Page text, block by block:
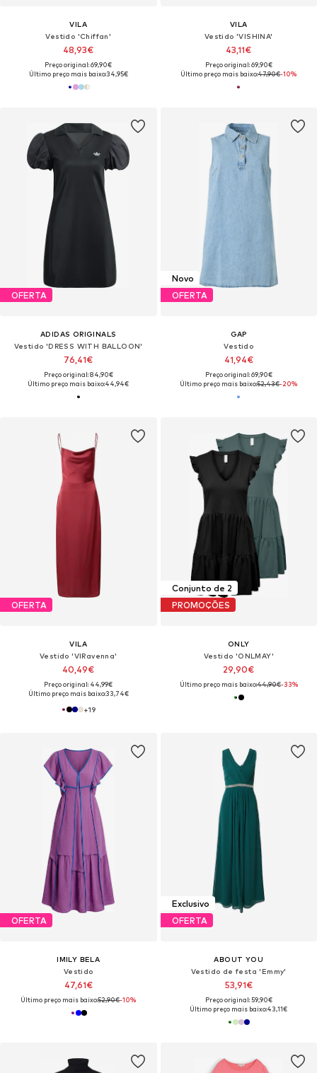
VILA
Vestido 'Chiffan'
48,93€
Preço original: 69,90€
Último preço mais baixo:34,95€
VILA
Vestido 'VISHINA'
43,11€
Preço original: 69,90€
Último preço mais baixo:47,90€-10%
OFERTA
ADIDAS ORIGINALS
Vestido 'DRESS WITH BALLOON'
76,41€
Preço original: 84,90€
Último preço mais baixo:44,94€
Novo
OFERTA
GAP
Vestido
41,94€
Preço original: 69,90€
Último preço mais baixo:52,43€-20%
OFERTA
VILA
Vestido 'VIRavenna'
40,49€
Preço original: 44,99€
Último preço mais baixo:33,74€
+19
Conjunto de 2
PROMOÇÕES
ONLY
Vestido 'ONLMAY'
29,90€
Último preço mais baixo:44,90€-33%
OFERTA
IMILY BELA
Vestido
47,61€
Último preço mais baixo:52,90€-10%
Exclusivo
OFERTA
ABOUT YOU
Vestido de festa 'Emmy'
53,91€
Preço original: 59,90€
Último preço mais baixo:43,11€